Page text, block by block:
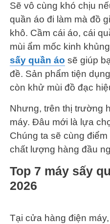
Sẽ vô cùng khó chịu
quần áo đi làm mà đồ
khô. Cầm cái áo, cái
mùi ẩm mốc kinh
sấy quần áo sẽ giúp
đề. Sản phẩm tiện
còn khử mùi đồ đạc
Nhưng, trên thị trường
máy. Đâu mới là lựa
Chúng ta sẽ cùng
chất lượng hàng đầu
Top 7 máy sấy
2026
Tại cửa hàng điện